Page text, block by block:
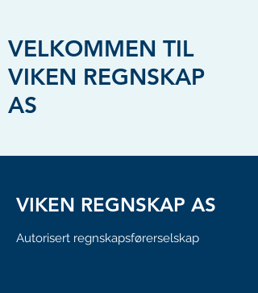
VELKOMMEN TIL
VIKEN REGNSKAP
AS
VIKEN REGNSKAP AS
Autorisert regnskapsførerselskap